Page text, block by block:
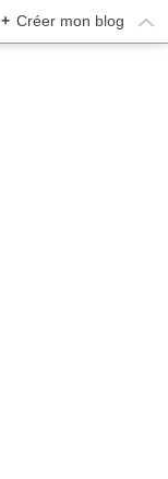
+ Créer mon blog